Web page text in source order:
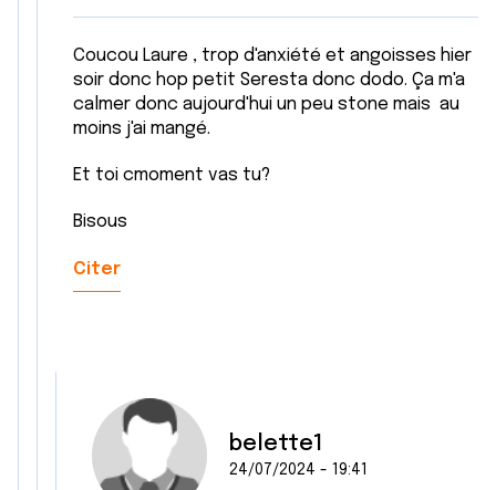
Coucou Laure , trop d'anxiété et angoisses hier
soir donc hop petit Seresta donc dodo. Ça m'a
calmer donc aujourd'hui un peu stone mais au
moins j'ai mangé.
Et toi cmoment vas tu?
Bisous
Citer
belette1
24/07/2024 - 19:41